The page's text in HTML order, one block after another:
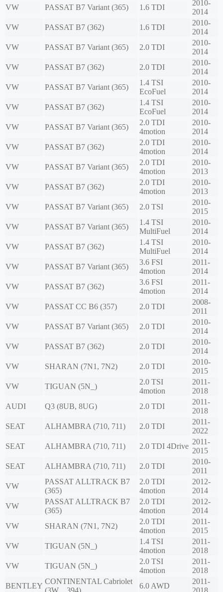
VW
PASSAT B7 Variant (365) 1.6 TDI
2010-
2014
VW
PASSAT B7 (362) 1.6 TDI
2010-
2014
VW
PASSAT B7 Variant (365) 2.0 TDI
2010-
2014
VW
PASSAT B7 (362) 2.0 TDI
2010-
2014
VW
PASSAT B7 Variant (365)
1.4 TSI
EcoFuel
2010-
2014
VW
PASSAT B7 (362)
1.4 TSI
EcoFuel
2010-
2014
VW
PASSAT B7 Variant (365)
2.0 TDI
4motion
2010-
2014
VW
PASSAT B7 (362)
2.0 TDI
4motion
2010-
2014
VW
PASSAT B7 Variant (365)
2.0 TDI
4motion
2010-
2013
VW
PASSAT B7 (362)
2.0 TDI
4motion
2010-
2013
VW
PASSAT B7 Variant (365) 2.0 TSI
2010-
2015
VW
PASSAT B7 Variant (365)
1.4 TSI
MultiFuel
2010-
2014
VW
PASSAT B7 (362)
1.4 TSI
MultiFuel
2010-
2014
VW
PASSAT B7 Variant (365)
3.6 FSI
4motion
2011-
2014
VW
PASSAT B7 (362)
3.6 FSI
4motion
2011-
2014
VW
PASSAT CC B6 (357) 2.0 TDI
2008-
2011
VW
PASSAT B7 Variant (365) 2.0 TDI
2010-
2014
VW
PASSAT B7 (362) 2.0 TDI
2010-
2014
VW
SHARAN (7N1, 7N2) 2.0 TDI
2010-
2015
VW
TIGUAN (5N_)
2.0 TSI
4motion
2011-
2018
AUDI
Q3 (8UB, 8UG) 2.0 TDI
2011-
2018
SEAT
ALHAMBRA (710, 711) 2.0 TDI
2011-
2022
SEAT
ALHAMBRA (710, 711) 2.0 TDI 4Drive
2011-
2015
SEAT
ALHAMBRA (710, 711) 2.0 TDI
2010-
2011
VW
PASSAT ALLTRACK B7
(365)
2.0 TDI
4motion
2012-
2014
VW
PASSAT ALLTRACK B7
(365)
2.0 TDI
4motion
2012-
2014
VW
SHARAN (7N1, 7N2)
2.0 TDI
4motion
2011-
2015
VW
TIGUAN (5N_)
1.4 TSI
4motion
2011-
2018
VW
TIGUAN (5N_)
2.0 TSI
4motion
2011-
2018
BENTLEY
CONTINENTAL Cabriolet
6.0 AWD
2011-